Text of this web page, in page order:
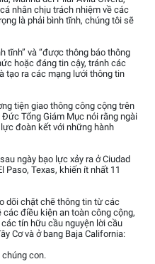
nhân chịu trách nhiệm về các
là phải bình tĩnh, chúng tôi sẽ
tĩnh” và “được thông báo thông
hoặc đáng tin cậy, tránh các
tạo ra các mạng lưới thông tin
tiện giao thông công cộng trên
Tổng Giám Mục nói rằng ngài
đoàn kết với những hành
ngày bạo lực xảy ra ở Ciudad
Paso, Texas, khiến ít nhất 11
dõi chặt chẽ thông tin từ các
điều kiện an toàn công cộng,
tín hữu cầu nguyện lời cầu
Cơ và ở bang Baja California:
chúng con.